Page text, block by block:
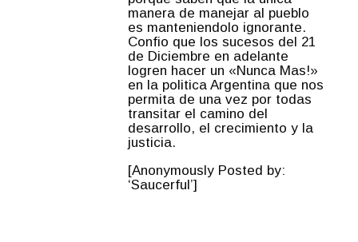
manera de manejar al pueblo
es manteniendolo ignorante.
Confio que los sucesos del 21
de Diciembre en adelante
logren hacer un «Nunca Mas!»
en la politica Argentina que nos
permita de una vez por todas
transitar el camino del
desarrollo, el crecimiento y la
justicia.
[Anonymously Posted by:
‘Saucerful’]